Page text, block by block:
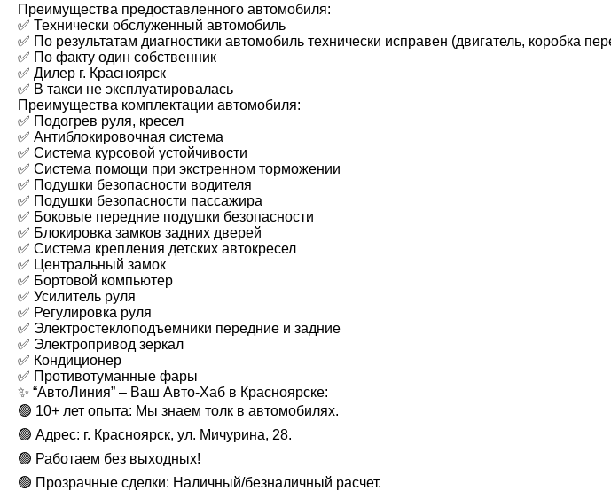
Преимущества предоставленного автомобиля:
✅ Технически обслуженный автомобиль
✅ По результатам диагностики автомобиль технически исправен (двигатель, коробка
✅ По факту один собственник
✅ Дилер г. Красноярск
✅ В такси не эксплуатировалась
Преимущества комплектации автомобиля:
✅ Подогрев руля, кресел
✅ Антиблокировочная система
✅ Система курсовой устойчивости
✅ Система помощи при экстренном торможении
✅ Подушки безопасности водителя
✅ Подушки безопасности пассажира
✅ Боковые передние подушки безопасности
✅ Блокировка замков задних дверей
✅ Система крепления детских автокресел
✅ Центральный замок
✅ Бортовой компьютер
✅ Усилитель руля
✅ Регулировка руля
✅ Электростеклоподъемники передние и задние
✅ Электропривод зеркал
✅ Кондиционер
✅ Противотуманные фары
✨ “АвтоЛиния” – Ваш Авто-Хаб в Красноярске:
🟢 10+ лет опыта: Мы знаем толк в автомобилях.
🟢 Адрес: г. Красноярск, ул. Мичурина, 28.
🟢 Работаем без выходных!
🟢 Прозрачные сделки: Наличный/безналичный расчет.